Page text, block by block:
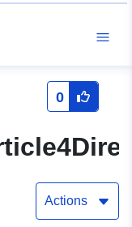
0
Actions